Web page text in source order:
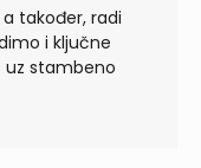
također, radi
i ključne
uz stambeno